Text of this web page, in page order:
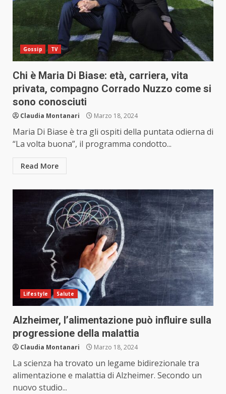
Gossip TV
Chi è Maria Di Biase: età, carriera, vita
privata, compagno Corrado Nuzzo come si
sono conosciuti
Claudia Montanari Marzo 18, 2024
Maria Di Biase è tra gli ospiti della puntata odierna di
“La volta buona”, il programma condotto...
Read More
Lifestyle Salute
Alzheimer, l’alimentazione può influire sulla
progressione della malattia
Claudia Montanari Marzo 18, 2024
La scienza ha trovato un legame bidirezionale tra
alimentazione e malattia di Alzheimer. Secondo un
nuovo studio...